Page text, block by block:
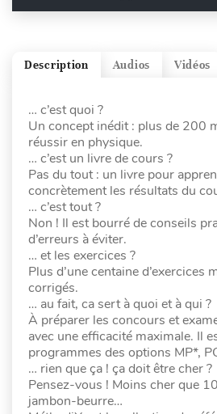
Vidéos
Audios
Description
… c’est quoi ?
Un concept inédit : plus de 200
réussir en physique.
… c’est un livre de cours ?
Pas du tout : un livre pour
concrètement les résultats du
… c’est tout ?
Non ! Il est bourré de conseils
d’erreurs à éviter.
… et les exercices ?
Plus d’une centaine d’exercices
corrigés.
… au fait, ca sert à quoi et à qui ?
À préparer les concours et
avec une efficacité maximale. Il
programmes des options MP*,
… rien que ça ! ça doit être cher ?
Pensez-vous ! Moins cher que
jambon-beurre…